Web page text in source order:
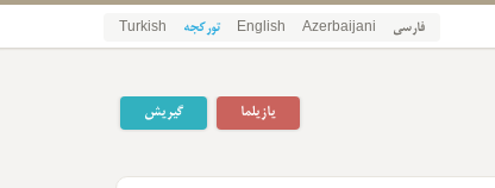
فارسی Azerbaijani
English تورکجه Turkish
گیریش یازیلما